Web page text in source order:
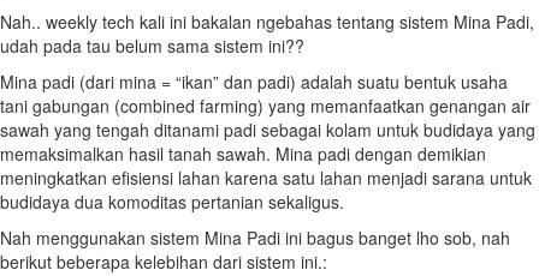
Nah.. weekly tech kali ini bakalan ngebahas tentang sistem Mina Padi,
udah pada tau belum sama sistem ini??
Mina padi (dari mina = “ikan” dan padi) adalah suatu bentuk usaha
tani gabungan (combined farming) yang memanfaatkan genangan air
sawah yang tengah ditanami padi sebagai kolam untuk budidaya yang
memaksimalkan hasil tanah sawah. Mina padi dengan demikian
meningkatkan efisiensi lahan karena satu lahan menjadi sarana untuk
budidaya dua komoditas pertanian sekaligus.
Nah menggunakan sistem Mina Padi ini bagus banget lho sob, nah
berikut beberapa kelebihan dari sistem ini.: